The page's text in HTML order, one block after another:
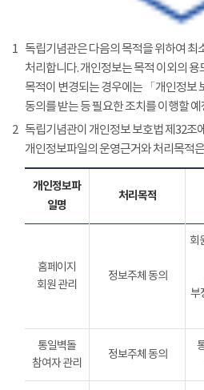
1 독립기념관은 다음의 목적을 위하여 최
처리합니다. 개인정보는 목적 이외의
목적이 변경되는 경우에는 「개인정보
동의를 받는 등 필요한 조치를 이행할
2 독립기념관이 개인정보 보호법 제32조
개인정보파일의 운영근거와 처리목적
개인정보파
일명
처리목적
홈페이지
회원 관리
정보주체 동의
회
부
통일벽돌
참여자 관리
정보주체 동의